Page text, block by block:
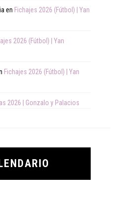
en Fichajes 2026 (Fútbol) | Yan
2026 (Fútbol) | Yan
Fichajes 2026 (Fútbol) | Yan
2026 | Gonzalo y Palacios